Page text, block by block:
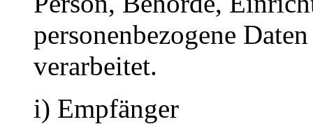
personenbezogene
verarbeitet.
i) Empfänger